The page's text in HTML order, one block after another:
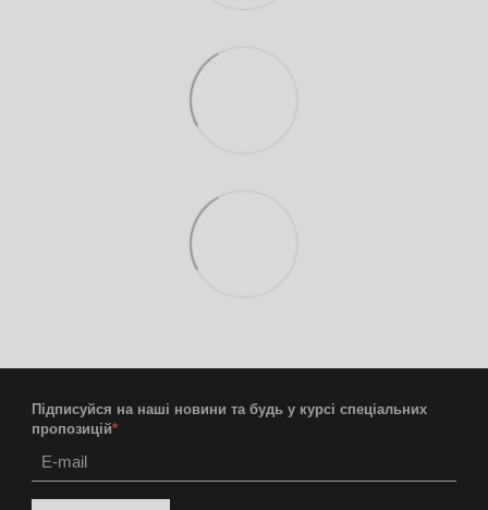
Підписуйся на наші новини та будь у курсі спеціальних
пропозицій*